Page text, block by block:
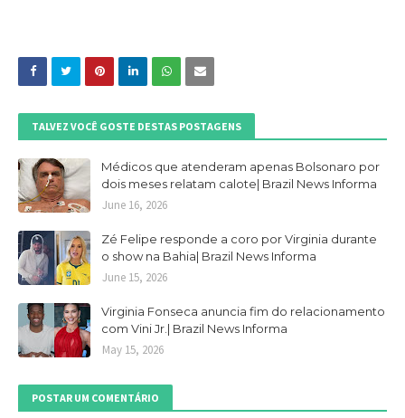
TALVEZ VOCÊ GOSTE DESTAS POSTAGENS
Médicos que atenderam apenas Bolsonaro por
dois meses relatam calote| Brazil News Informa
June 16, 2026
Zé Felipe responde a coro por Virginia durante
o show na Bahia| Brazil News Informa
June 15, 2026
Virginia Fonseca anuncia fim do relacionamento
com Vini Jr.| Brazil News Informa
May 15, 2026
POSTAR UM COMENTÁRIO